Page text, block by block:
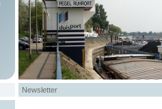
Newsletter